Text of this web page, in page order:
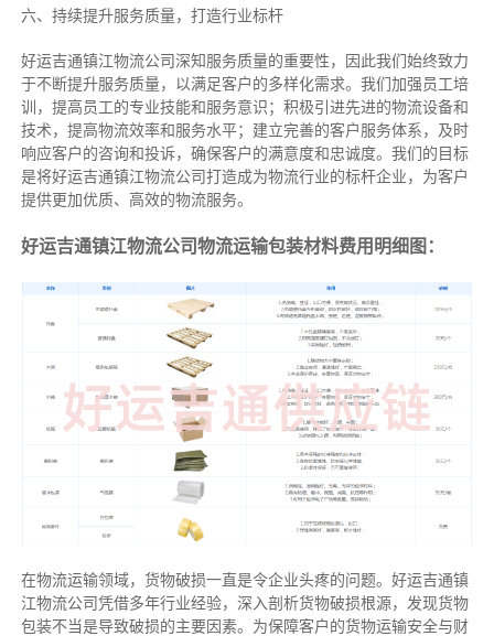
六、持续提升服务质量，打造行业标杆
好运吉通镇江物流公司深知服务质量的重要性，因此我们始终致力
于不断提升服务质量，以满足客户的多样化需求。我们加强员工培
训，提高员工的专业技能和服务意识；积极引进先进的物流设备和
技术，提高物流效率和服务水平；建立完善的客户服务体系，及时
响应客户的咨询和投诉，确保客户的满意度和忠诚度。我们的目标
是将好运吉通镇江物流公司打造成为物流行业的标杆企业，为客户
提供更加优质、高效的物流服务。
好运吉通镇江物流公司物流运输包装材料费用明细图：
在物流运输领域，货物破损一直是令企业头疼的问题。好运吉通镇
江物流公司凭借多年行业经验，深入剖析货物破损根源，发现货物
包装不当是导致破损的主要因素。为保障客户的货物运输安全与财